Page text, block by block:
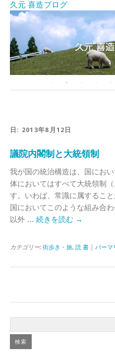
久元 喜造ブログ
日: 2013年8月12日
議院内閣制と大統領制
我が国の統治構造は、国にお
体においてはすべて大統領制
す。いわば、常識に属するこ
国においてこのような組み合
以外 … 続きを読む →
カテゴリー: 街歩き・旅, 読 書 パーマ